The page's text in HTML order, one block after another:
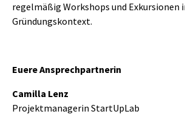
regelmäßig Workshops und Exkursionen
Gründungskontext.
Euere Ansprechpartnerin
Camilla Lenz
Projektmanagerin StartUpLab